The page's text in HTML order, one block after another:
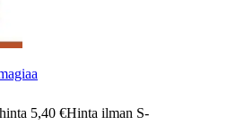
5,40 €Hinta ilman S-